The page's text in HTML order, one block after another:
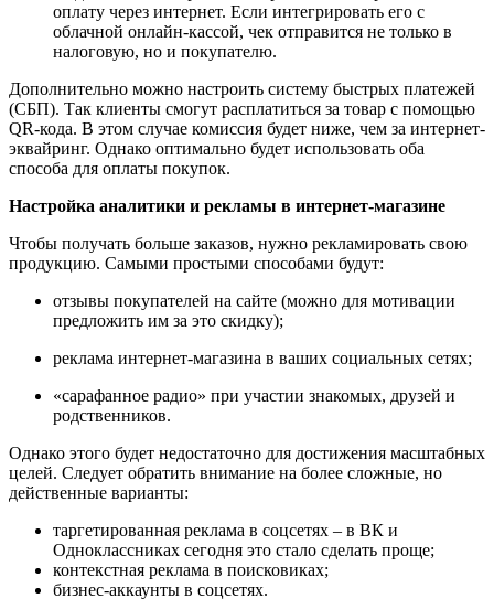
оплату через интернет. Если интегрировать его с
облачной онлайн-кассой, чек отправится не только в
налоговую, но и покупателю.
Дополнительно можно настроить систему быстрых платежей
(СБП). Так клиенты смогут расплатиться за товар с помощью
QR-кода. В этом случае комиссия будет ниже, чем за интернет-
эквайринг. Однако оптимально будет использовать оба
способа для оплаты покупок.
Настройка аналитики и рекламы в интернет-магазине
Чтобы получать больше заказов, нужно рекламировать свою
продукцию. Самыми простыми способами будут:
отзывы покупателей на сайте (можно для мотивации
предложить им за это скидку);
реклама интернет-магазина в ваших социальных сетях;
«сарафанное радио» при участии знакомых, друзей и
родственников.
Однако этого будет недостаточно для достижения масштабных
целей. Следует обратить внимание на более сложные, но
действенные варианты:
таргетированная реклама в соцсетях – в ВК и
Одноклассниках сегодня это стало сделать проще;
контекстная реклама в поисковиках;
бизнес-аккаунты в соцсетях.